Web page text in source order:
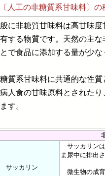
人工の非糖質系甘味料〕の
に非糖質甘味料は高甘味度
する物質です。天然の主
で食品に添加する量が少
質系甘味料に共通的な性質
人食の甘味原料とされた
す。
サッカリン
サッカリン
ま尿中に排出
微生物の成